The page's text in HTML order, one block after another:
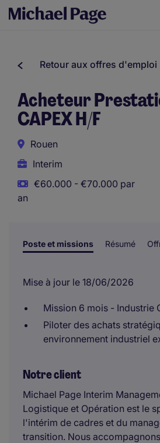
Retour aux offres d'emploi
Acheteur
CAPEX H/F
Rouen
Interim
€60.000 - €70.000 par
an
Poste et missions Résumé
Mise à jour le 18/06/2026
Mission 6 mois - Industrie
Piloter des achats
environnement industriel
Notre client
Michael Page Interim
Logistique et Opération est le
l'intérim de cadres et du
transition. Nous